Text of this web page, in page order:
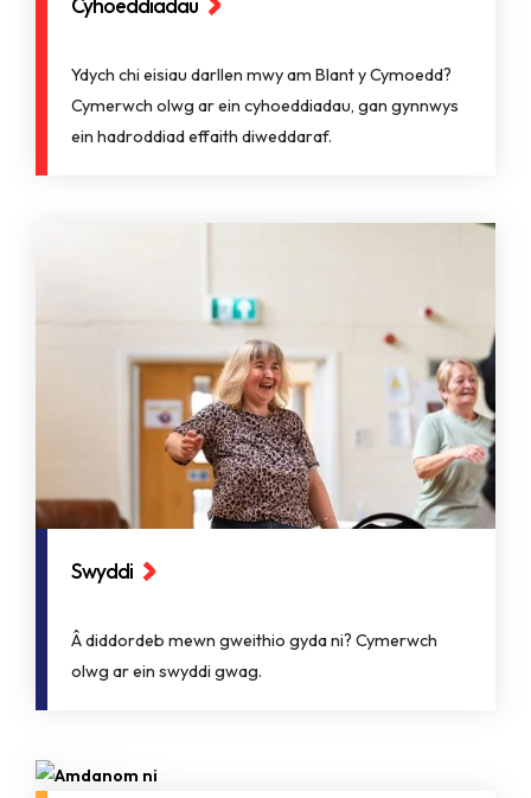
Ydych chi eisiau darllen mwy am Blant y Cymoedd?
Cymerwch olwg ar ein cyhoeddiadau, gan gynnwys
ein hadroddiad effaith diweddaraf.
Swyddi
Â diddordeb mewn gweithio gyda ni? Cymerwch
olwg ar ein swyddi gwag.